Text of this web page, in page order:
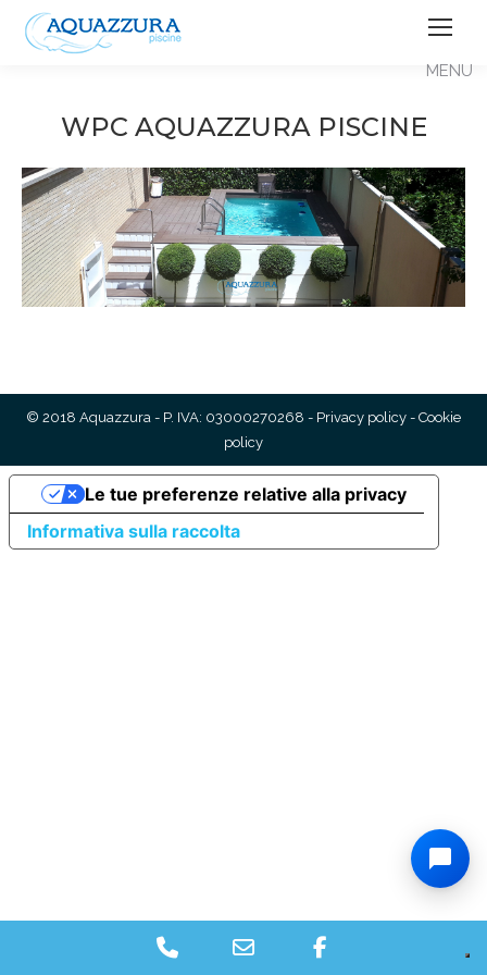
WPC AQUAZZURA PISCINE
© 2018 Aquazzura - P. IVA: 03000270268 - Privacy policy - Cookie
policy
Phone
Informativa sulla raccolta
Le tue preferenze relative alla privacy